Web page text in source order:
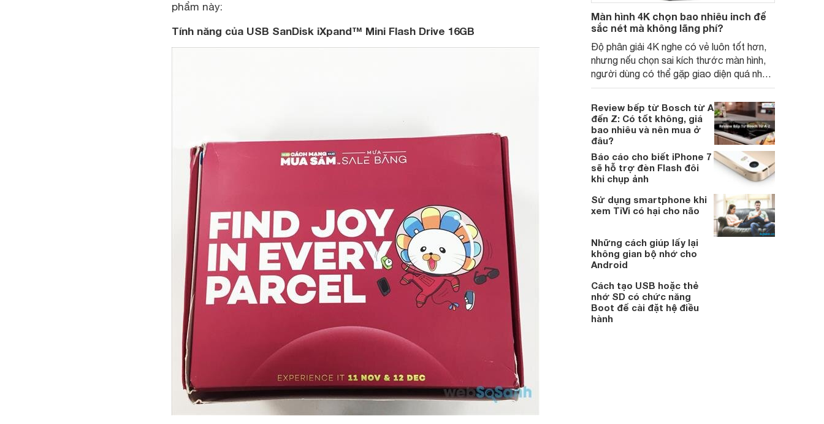
phẩm này:
Tính năng của USB SanDisk iXpand™ Mini Flash Drive 16GB
Màn hình 4K chọn bao nhiêu inch để
sắc nét mà không lãng phí?
Độ phân giải 4K nghe có vẻ luôn tốt hơn,
nhưng nếu chọn sai kích thước màn hình,
người dùng có thể gặp giao diện quá nhỏ,
phải phóng to nhiều hoặc không tận dụng
hết không gian hiển thị. Vậy màn hình 4K
nên chọn bao nhiêu inch là hợp lý?
Review bếp từ Bosch từ A
đến Z: Có tốt không, giá
bao nhiêu và nên mua ở
đâu?
Báo cáo cho biết iPhone 7
sẽ hỗ trợ đèn Flash đôi
khi chụp ảnh
Sử dụng smartphone khi
xem TiVi có hại cho não
Những cách giúp lấy lại
không gian bộ nhớ cho
Android
Cách tạo USB hoặc thẻ
nhớ SD có chức năng
Boot để cài đặt hệ điều
hành